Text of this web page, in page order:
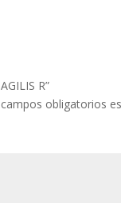
R”
obligatorios